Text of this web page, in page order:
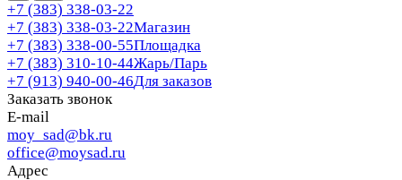
+7 (383) 338-03-22
+7 (383) 338-03-22Магазин
+7 (383) 338-00-55Площадка
+7 (383) 310-10-44Жарь/Парь
+7 (913) 940-00-46Для заказов
Заказать звонок
E-mail
moy_sad@bk.ru
office@moysad.ru
Адрес